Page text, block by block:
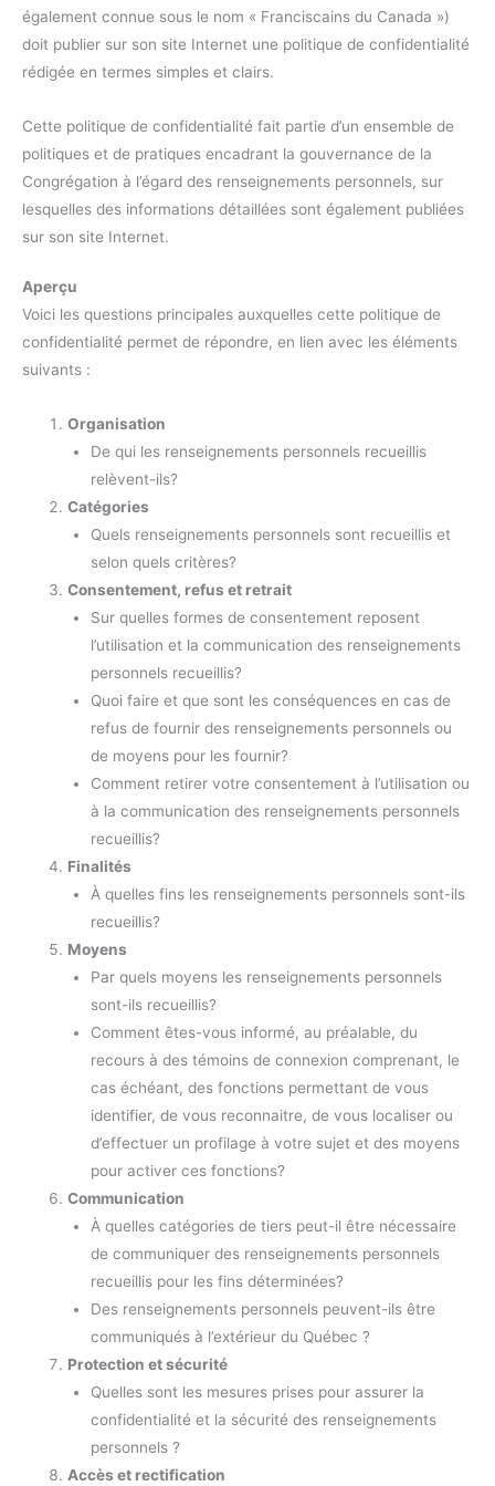
également connue sous le nom « Franciscains du Canada »)
doit publier sur son site Internet une politique de confidentialité
rédigée en termes simples et clairs.
Cette politique de confidentialité fait partie d’un ensemble de
politiques et de pratiques encadrant la gouvernance de la
Congrégation à l’égard des renseignements personnels, sur
lesquelles des informations détaillées sont également publiées
sur son site Internet.
Aperçu
Voici les questions principales auxquelles cette politique de
confidentialité permet de répondre, en lien avec les éléments
suivants :
Organisation
De qui les renseignements personnels recueillis
relèvent-ils?
Catégories
Quels renseignements personnels sont recueillis et
selon quels critères?
Consentement, refus et retrait
Sur quelles formes de consentement reposent
l’utilisation et la communication des renseignements
personnels recueillis?
Quoi faire et que sont les conséquences en cas de
refus de fournir des renseignements personnels ou
de moyens pour les fournir?
Comment retirer votre consentement à l’utilisation ou
à la communication des renseignements personnels
recueillis?
Finalités
À quelles fins les renseignements personnels sont-ils
recueillis?
Moyens
Par quels moyens les renseignements personnels
sont-ils recueillis?
Comment êtes-vous informé, au préalable, du
recours à des témoins de connexion comprenant, le
cas échéant, des fonctions permettant de vous
identifier, de vous reconnaitre, de vous localiser ou
d’effectuer un profilage à votre sujet et des moyens
pour activer ces fonctions?
Communication
À quelles catégories de tiers peut-il être nécessaire
de communiquer des renseignements personnels
recueillis pour les fins déterminées?
Des renseignements personnels peuvent-ils être
communiqués à l’extérieur du Québec ?
Protection et sécurité
Quelles sont les mesures prises pour assurer la
confidentialité et la sécurité des renseignements
personnels ?
Accès et rectification